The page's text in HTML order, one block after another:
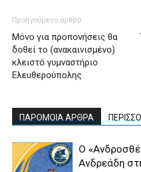
Προηγούμενο άρθρο
Μόνο για προπονήσεις θα
δοθεί το (ανακαινισμένο)
κλειστό γυμναστήριο
Ελευθερούπολης
ΠΑΡΟΜΟΙΑ ΑΡΘΡΑ
Ο
Ανδρεάδη